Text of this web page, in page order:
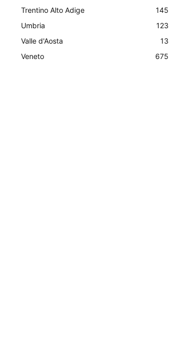
Trentino Alto Adige
145
Umbria
123
Valle d'Aosta
13
Veneto
675